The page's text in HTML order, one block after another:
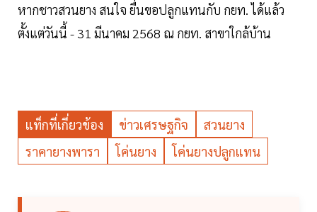
หากชาวสวนยาง สนใจ ยื่นขอปลูกแทนกับ กยท. ได้แล้ว
ตั้งแต่วันนี้ - 31 มีนาคม 2568 ณ กยท. สาขาใกล้บ้าน
แท็กที่เกี่ยวข้อง ข่าวเศรษฐกิจ
สวนยาง
ราคายางพารา
โค่นยาง โค่นยางปลูกแทน